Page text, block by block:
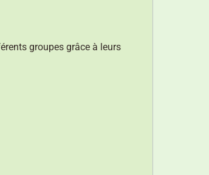
groupes grâce à leurs